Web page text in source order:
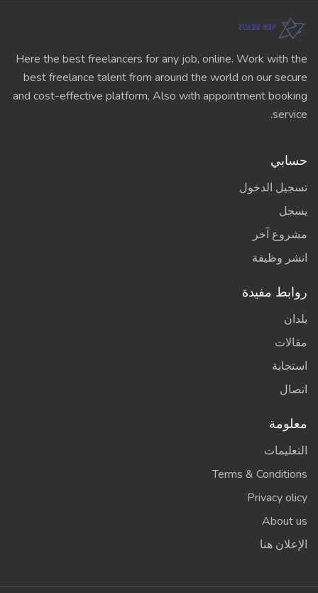
Here the best freelancers for any job, online. Work with the
best freelance talent from around the world on our secure
and cost-effective platform, Also with appointment booking
service.
حسابي
تسجيل الدخول
يسجل
مشروع آخر
انشر وظيفة
روابط مفيدة
بلدان
مقالات
استجابة
اتصال
معلومة
التعليمات
Terms & Conditions
Privacy olicy
About us
الإعلان هنا